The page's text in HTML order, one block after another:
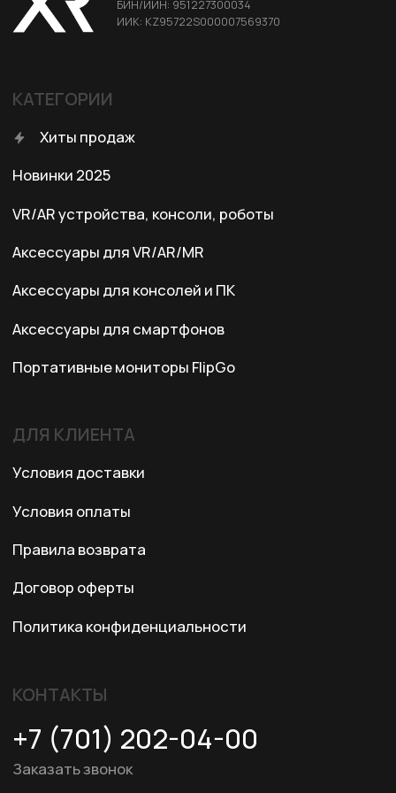
+7 (701) 202-04-00
Разработка сайтаZERO.STUDIO
Заказать звонок
Условия оплаты
батыра, БЦ Карасай, блок В,
Адрес:
Политика конфиденциальности